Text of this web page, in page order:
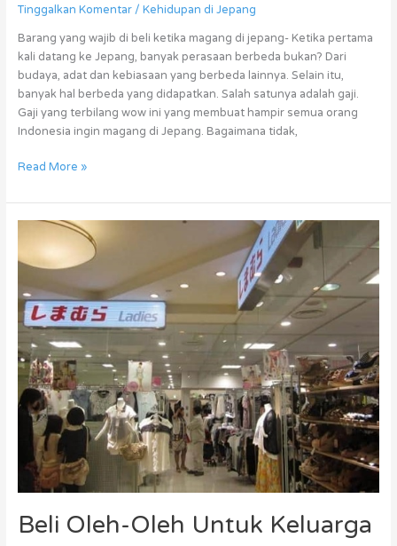
Tinggalkan Komentar / Kehidupan di Jepang
Barang yang wajib di beli ketika magang di jepang- Ketika pertama
kali datang ke Jepang, banyak perasaan berbeda bukan? Dari
budaya, adat dan kebiasaan yang berbeda lainnya. Selain itu,
banyak hal berbeda yang didapatkan. Salah satunya adalah gaji.
Gaji yang terbilang wow ini yang membuat hampir semua orang
Indonesia ingin magang di Jepang. Bagaimana tidak,
Read More »
Beli Oleh-Oleh Untuk Keluarga
Oleh-
Oleh
Untuk
Keluarga
Di
Indonesia,
Berikut
Beberapa
Toko
Murah
Meriah
Jepang